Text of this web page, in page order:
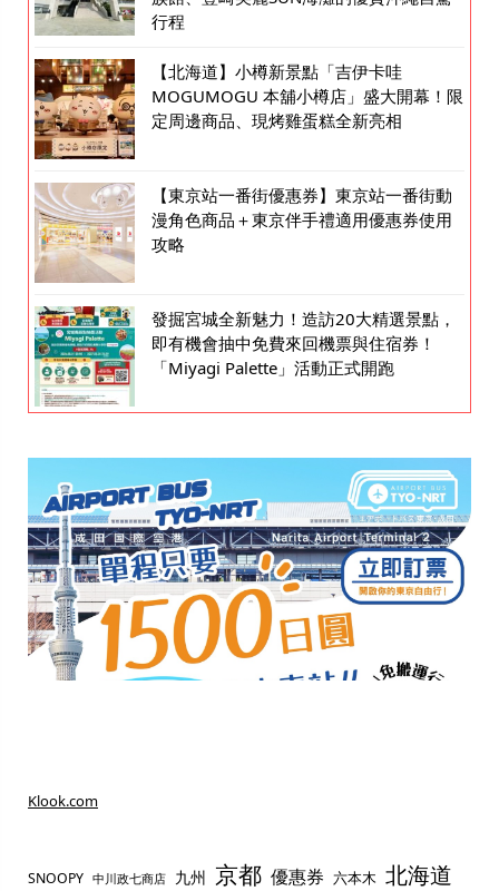
行程
【北海道】小樽新景點「吉伊卡哇
MOGUMOGU 本舖小樽店」盛大開幕！限
定周邊商品、現烤雞蛋糕全新亮相
【東京站一番街優惠券】東京站一番街動
漫角色商品＋東京伴手禮適用優惠券使用
攻略
發掘宮城全新魅力！造訪20大精選景點，
即有機會抽中免費來回機票與住宿券！
「Miyagi Palette」活動正式開跑
Klook.com
SNOOPY 中川政七商店 九州 京都 優惠券 六本木 北海道